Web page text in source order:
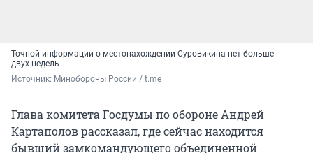
Точной информации о местонахождении Суровикина нет больше
двух недель
Источник: Минобороны России / t.me
Глава комитета Госдумы по обороне Андрей
Картаполов рассказал, где сейчас находится
бывший замкомандующего объединенной